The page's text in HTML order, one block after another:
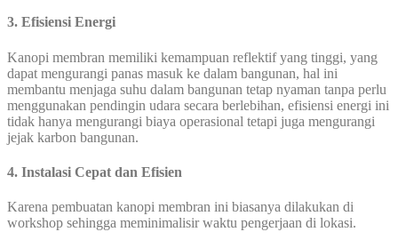
3. Efisiensi Energi
Kanopi membran memiliki kemampuan reflektif yang tinggi, yang
dapat mengurangi panas masuk ke dalam bangunan, hal ini
membantu menjaga suhu dalam bangunan tetap nyaman tanpa perlu
menggunakan pendingin udara secara berlebihan, efisiensi energi ini
tidak hanya mengurangi biaya operasional tetapi juga mengurangi
jejak karbon bangunan.
4. Instalasi Cepat dan Efisien
Karena pembuatan kanopi membran ini biasanya dilakukan di
workshop sehingga meminimalisir waktu pengerjaan di lokasi.